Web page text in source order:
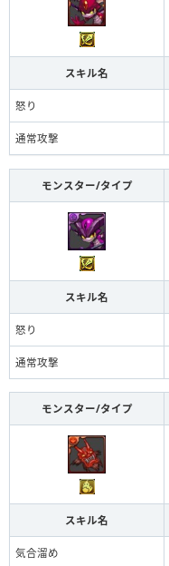
火の護神龍・トーエン
スキル名
怒り
通常攻撃
モンスター/タイプ
スキル名
怒り
通常攻撃
モンスター/タイプ
スキル名
気合溜め